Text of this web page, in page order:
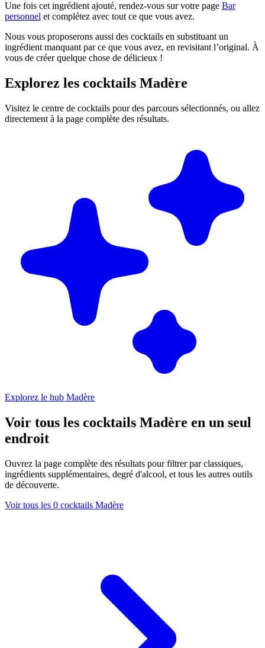
Une fois cet ingrédient ajouté, rendez-vous sur votre page Bar
personnel et complétez avec tout ce que vous avez.
Nous vous proposerons aussi des cocktails en substituant un
ingrédient manquant par ce que vous avez, en revisitant l’original. À
vous de créer quelque chose de délicieux !
Explorez les cocktails Madère
Visitez le centre de cocktails pour des parcours sélectionnés, ou allez
directement à la page complète des résultats.
Explorez le hub Madère
Voir tous les cocktails Madère en un seul
endroit
Ouvrez la page complète des résultats pour filtrer par classiques,
ingrédients supplémentaires, degré d'alcool, et tous les autres outils
de découverte.
Voir tous les 0 cocktails Madère